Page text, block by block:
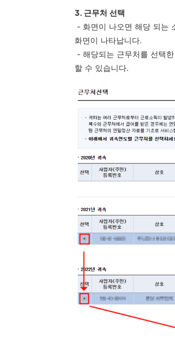
3. 근무처 선택
- 화면이 나오면 해당 되는
화면이 나타납니다.
- 해당되는 근무처를 선택
할 수 있습니다.